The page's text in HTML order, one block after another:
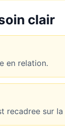
clair
en relation.
recadree sur